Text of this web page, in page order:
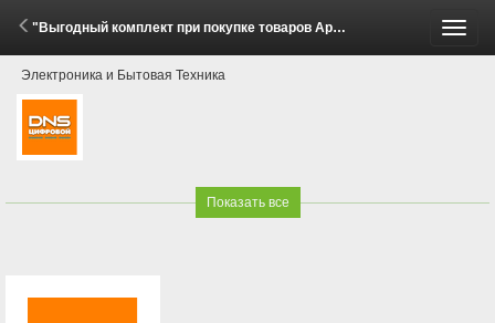
"Выгодный комплект при покупке товаров Apple!" (16 Мая - 13 Июля 2026)
Электроника и Бытовая Техника
Показать все